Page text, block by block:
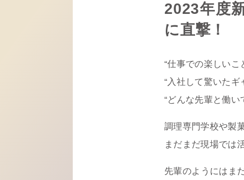
2023年度
に直撃！
“仕事での楽しいこ
“入社して驚いたギ
“どんな先輩と働い
調理専門学校や製
まだまだ現場では
先輩のようにはま